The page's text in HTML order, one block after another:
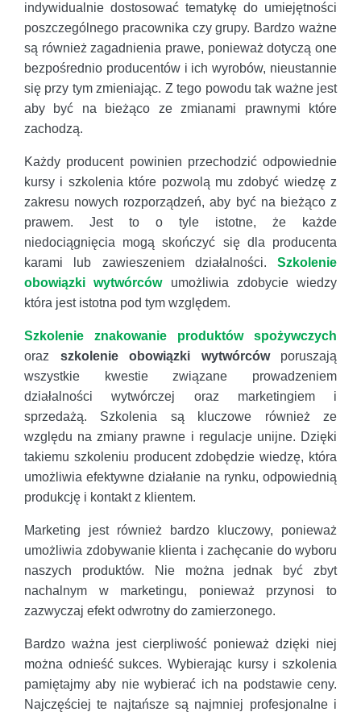
indywidualnie dostosować tematykę do umiejętności
poszczególnego pracownika czy grupy. Bardzo ważne
są również zagadnienia prawe, ponieważ dotyczą one
bezpośrednio producentów i ich wyrobów, nieustannie
się przy tym zmieniając. Z tego powodu tak ważne jest
aby być na bieżąco ze zmianami prawnymi które
zachodzą.
Każdy producent powinien przechodzić odpowiednie
kursy i szkolenia które pozwolą mu zdobyć wiedzę z
zakresu nowych rozporządzeń, aby być na bieżąco z
prawem. Jest to o tyle istotne, że każde
niedociągnięcia mogą skończyć się dla producenta
karami lub zawieszeniem działalności. Szkolenie
obowiązki wytwórcówumożliwia zdobycie wiedzy
która jest istotna pod tym względem.
Szkolenie znakowanie produktów spożywczych
oraz szkolenie obowiązki wytwórcówporuszają
wszystkie kwestie związane prowadzeniem
działalności wytwórczej oraz marketingiem i
sprzedażą. Szkolenia są kluczowe również ze
względu na zmiany prawne i regulacje unijne. Dzięki
takiemu szkoleniu producent zdobędzie wiedzę, która
umożliwia efektywne działanie na rynku, odpowiednią
produkcję i kontakt z klientem.
Marketing jest również bardzo kluczowy, ponieważ
umożliwia zdobywanie klienta i zachęcanie do wyboru
naszych produktów. Nie można jednak być zbyt
nachalnym w marketingu, ponieważ przynosi to
zazwyczaj efekt odwrotny do zamierzonego.
Bardzo ważna jest cierpliwość ponieważ dzięki niej
można odnieść sukces. Wybierając kursy i szkolenia
pamiętajmy aby nie wybierać ich na podstawie ceny.
Najczęściej te najtańsze są najmniej profesjonalne i